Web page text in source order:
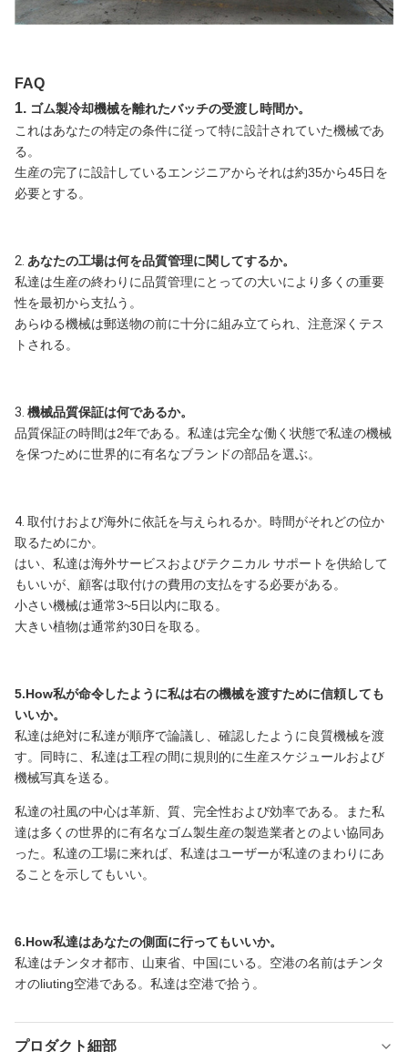
FAQ
1. ゴム製冷却機械を離れたバッチの受渡し時間か。
これはあなたの特定の条件に従って特に設計されていた機械であ
る。
生産の完了に設計しているエンジニアからそれは約35から45日を
必要とする。
2. あなたの工場は何を品質管理に関してするか。
私達は生産の終わりに品質管理にとっての大いにより多くの重要
性を最初から支払う。
あらゆる機械は郵送物の前に十分に組み立てられ、注意深くテス
トされる。
3. 機械品質保証は何であるか。
品質保証の時間は2年である。私達は完全な働く状態で私達の機械
を保つために世界的に有名なブランドの部品を選ぶ。
4. 取付けおよび海外に依託を与えられるか。時間がそれどの位か
取るためにか。
はい、私達は海外サービスおよびテクニカル サポートを供給して
もいいが、顧客は取付けの費用の支払をする必要がある。
小さい機械は通常3~5日以内に取る。
大きい植物は通常約30日を取る。
5.How私が命令したように私は右の機械を渡すために信頼しても
いいか。
私達は絶対に私達が順序で論議し、確認したように良質機械を渡
す。同時に、私達は工程の間に規則的に生産スケジュールおよび
機械写真を送る。
私達の社風の中心は革新、質、完全性および効率である。また私
達は多くの世界的に有名なゴム製生産の製造業者とのよい協同あ
った。私達の工場に来れば、私達はユーザーが私達のまわりにあ
ることを示してもいい。
6.How私達はあなたの側面に行ってもいいか。
私達はチンタオ都市、山東省、中国にいる。空港の名前はチンタ
オのliuting空港である。私達は空港で拾う。
プロダクト細部